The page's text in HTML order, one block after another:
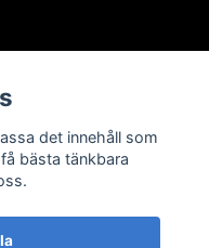
det innehåll som
bästa tänkbara